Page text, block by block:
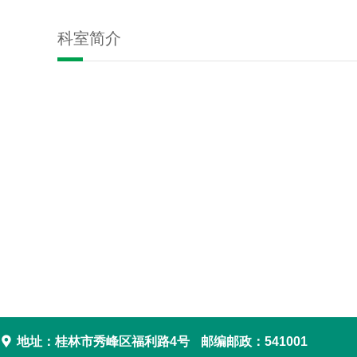
科室简介
 地址：桂林市秀峰区福利路4号 邮编邮政：541001